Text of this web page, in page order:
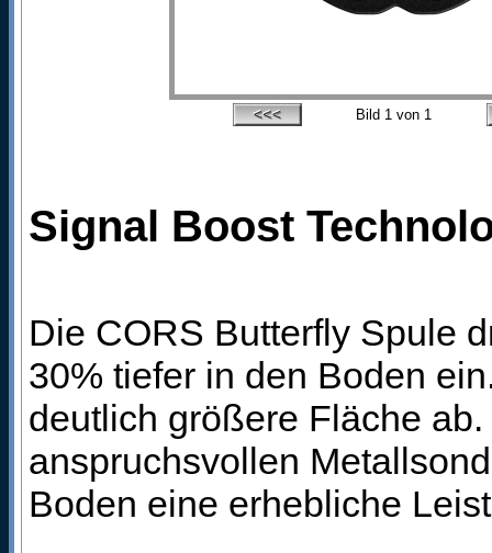
Bild 1 von 1
Signal Boost
Die CORS Butterfly Spule
30% tiefer in den Boden
deutlich größere Fläche
anspruchsvollen
Boden eine erhebliche